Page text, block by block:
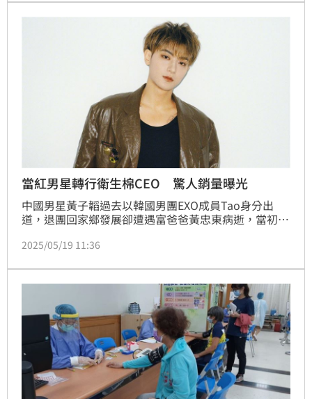
當紅男星轉行衛生棉CEO 驚人銷量曝光
中國男星黃子韜過去以韓國男團EXO成員Tao身分出
道，退團回家鄉發展卻遭遇富爸爸黃忠東病逝，當初年
獨立，日前決定開發衛生棉，如今正式問世驚人銷量曝
2025/05/19 11:36